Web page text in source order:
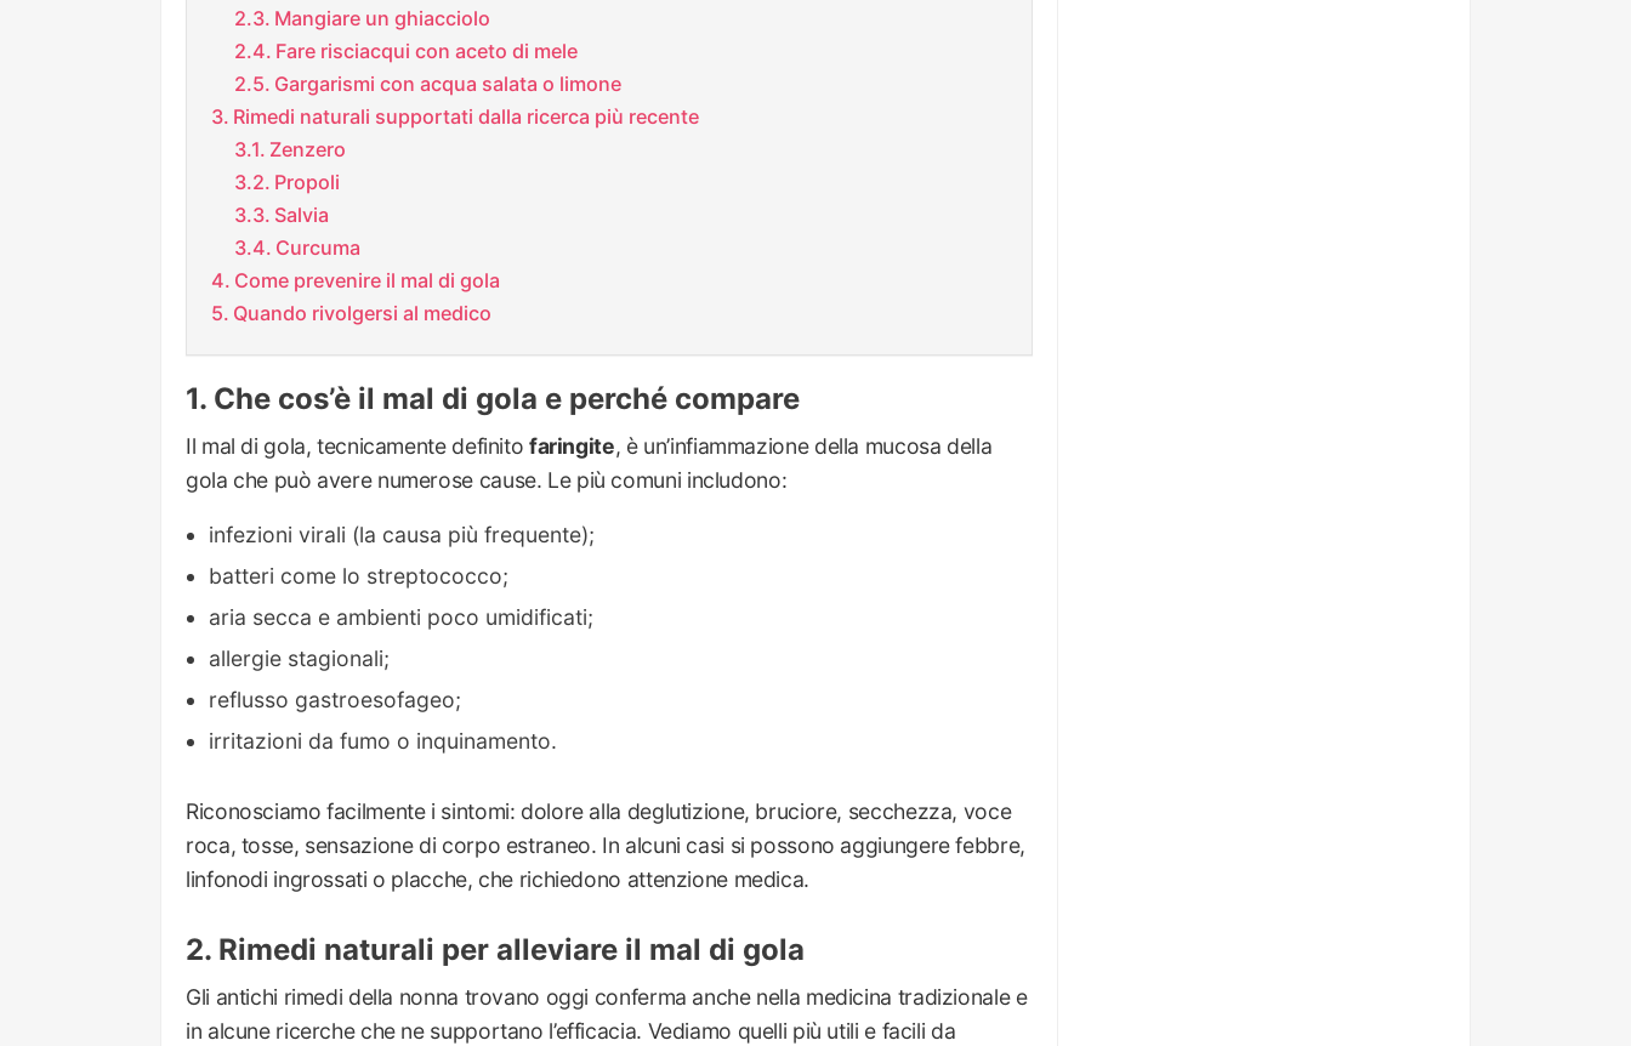
Mangiare un ghiacciolo
Fare risciacqui con aceto di mele
Gargarismi con acqua salata o limone
Rimedi naturali supportati dalla ricerca più recente
Zenzero
Propoli
Salvia
Curcuma
Come prevenire il mal di gola
Quando rivolgersi al medico
Che cos’è il mal di gola e perché compare
Il mal di gola, tecnicamente definito faringite, è un’infiammazione della mucosa della
gola che può avere numerose cause. Le più comuni includono:
infezioni virali (la causa più frequente);
batteri come lo streptococco;
aria secca e ambienti poco umidificati;
allergie stagionali;
reflusso gastroesofageo;
irritazioni da fumo o inquinamento.
Riconosciamo facilmente i sintomi: dolore alla deglutizione, bruciore, secchezza, voce
roca, tosse, sensazione di corpo estraneo. In alcuni casi si possono aggiungere febbre,
linfonodi ingrossati o placche, che richiedono attenzione medica.
Rimedi naturali per alleviare il mal di gola
Gli antichi rimedi della nonna trovano oggi conferma anche nella medicina tradizionale e
in alcune ricerche che ne supportano l’efficacia. Vediamo quelli più utili e facili da